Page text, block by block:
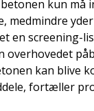
kun må
medmindre
en screening-
kan
fortæller